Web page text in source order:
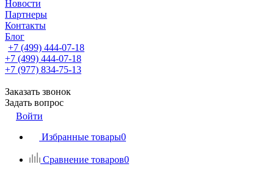
Новости
Партнеры
Контакты
Блог
+7 (499) 444-07-18
+7 (499) 444-07-18
+7 (977) 834-75-13
Заказать звонок
Задать вопрос
Войти
Избранные товары0
Сравнение товаров0